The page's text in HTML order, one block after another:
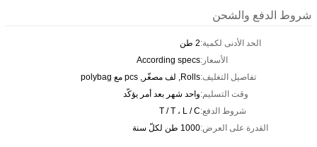
والشحن
الحد الأدنى لكمية:2 طن
According specs
تفاصيل التغليف:Rolls, لف مصغّر, pcs مع polybag
واحد شهر بعد أمر يؤكّد
T / T ، L / C
القدرة على العرض:1000 طن لكلّ سنة